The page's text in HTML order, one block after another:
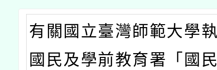
有關國立臺灣師範大學
國民及學前教育署「國